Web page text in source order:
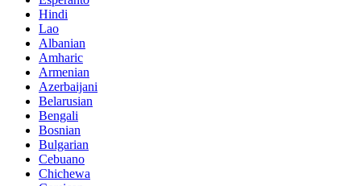
Hindi
Lao
Albanian
Amharic
Armenian
Azerbaijani
Belarusian
Bengali
Bosnian
Bulgarian
Cebuano
Chichewa